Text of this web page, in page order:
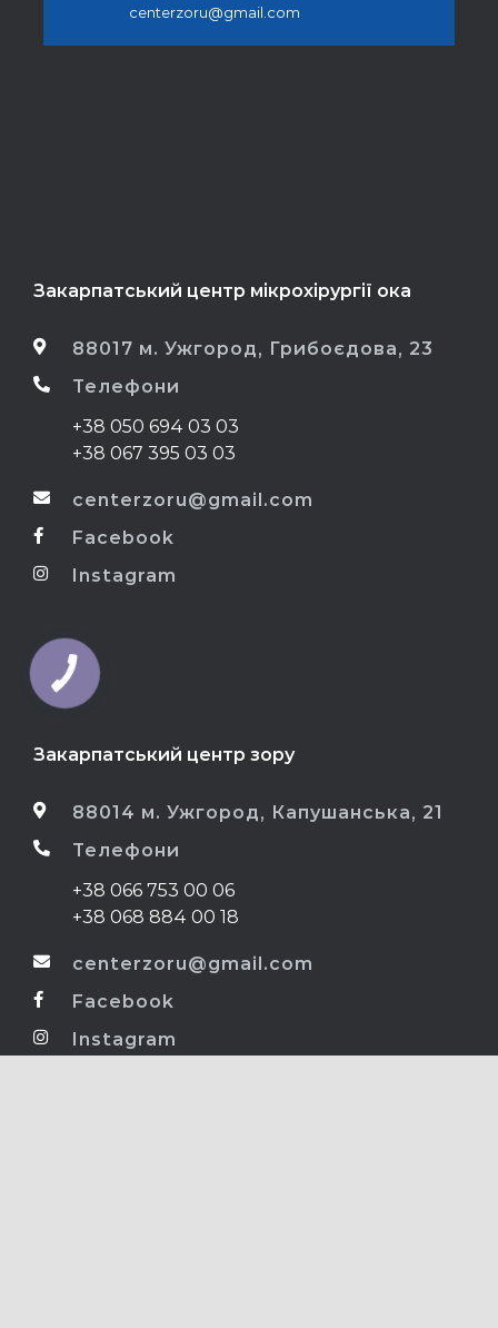
centerzoru@gmail.com
Закарпатський центр мікрохірургії ока
88017 м. Ужгород, Грибоєдова, 23
Телефони
+38 050 694 03 03
+38 067 395 03 03
centerzoru@gmail.com
Facebook
Instagram
Закарпатський центр зору
88014 м. Ужгород, Капушанська, 21
Телефони
+38 066 753 00 06
+38 068 884 00 18
centerzoru@gmail.com
Facebook
Instagram